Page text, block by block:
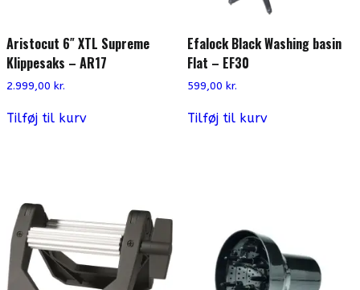
Aristocut 6″ XTL Supreme
Klippesaks – AR17
2.999,00 kr.
Tilføj til kurv
Efalock Black Washing basin
Flat – EF30
599,00 kr.
Tilføj til kurv